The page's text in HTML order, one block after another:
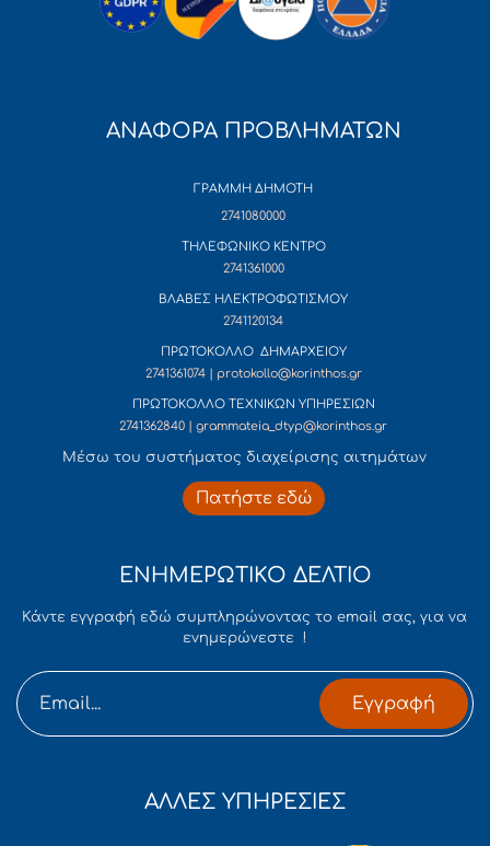
ΑΝΑΦΟΡΑ ΠΡΟΒΛΗΜΑΤΩΝ
ΓΡΑΜΜΗ ΔΗΜΟΤΗ
2741080000
ΤΗΛΕΦΩΝΙΚΟ ΚΕΝΤΡΟ
2741361000
ΒΛΑΒΕΣ ΗΛΕΚΤΡΟΦΩΤΙΣΜΟΥ
2741120134
ΠΡΩΤΟΚΟΛΛΟ ΔΗΜΑΡΧΕΙΟΥ
2741361074 | protokollo@korinthos.gr
ΠΡΩΤΟΚΟΛΛΟ ΤΕΧΝΙΚΩΝ ΥΠΗΡΕΣΙΩΝ
2741362840 | grammateia_dtyp@korinthos.gr
Mέσω του συστήματος διαχείρισης αιτημάτων
Πατήστε εδώ
ΕΝΗΜΕΡΩΤΙΚΟ ΔΕΛΤΙΟ
Κάντε εγγραφή εδώ συμπληρώνοντας το email σας, για να
ενημερώνεστε !
Εγγραφή
ΑΛΛΕΣ ΥΠΗΡΕΣΙΕΣ